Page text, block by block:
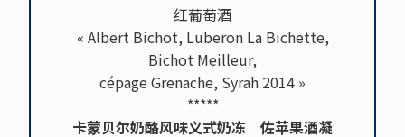
红葡萄酒
« Albert Bichot, Luberon La Bichette,
Bichot Meilleur,
cépage Grenache, Syrah 2014 »
*****
卡蒙贝尔奶酪风味义式奶冻 佐苹果酒凝